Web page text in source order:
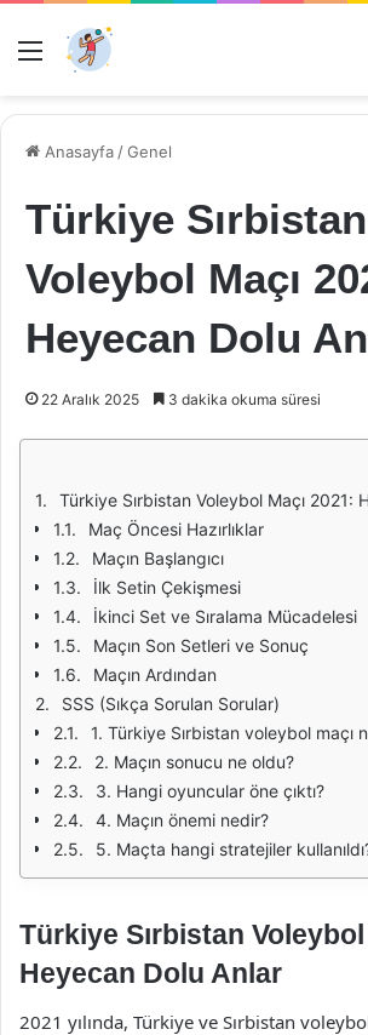
Menü
Anasayfa /Genel
Türkiye Sırbistan
Voleybol Maçı
Heyecan Dolu
22 Aralık 2025 3 dakika okuma süresi
Türkiye Sırbistan Voleybol Maçı 2021:
Maç Öncesi Hazırlıklar
Maçın Başlangıcı
İlk Setin Çekişmesi
İkinci Set ve Sıralama Mücadelesi
Maçın Son Setleri ve Sonuç
Maçın Ardından
SSS (Sıkça Sorulan Sorular)
1. Türkiye Sırbistan voleybol maçı
2. Maçın sonucu ne oldu?
3. Hangi oyuncular öne çıktı?
4. Maçın önemi nedir?
5. Maçta hangi stratejiler
Türkiye Sırbistan Voleybol
Heyecan Dolu Anlar
2021 yılında, Türkiye ve Sırbistan